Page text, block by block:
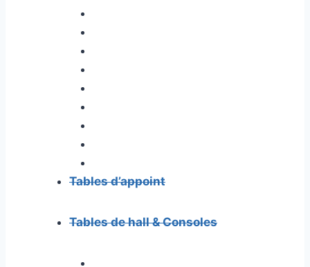
Tables d’appoint
Tables de hall & Consoles